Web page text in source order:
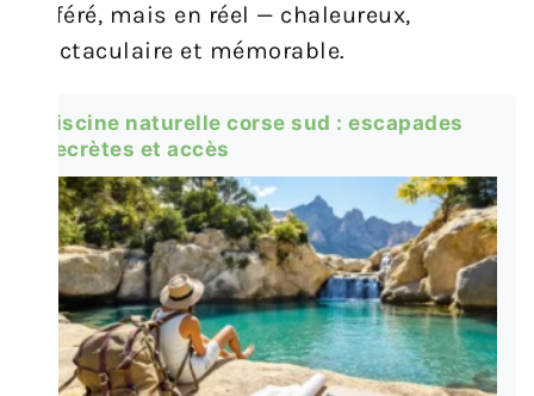
préféré, mais en réel — chaleureux,
spectaculaire et mémorable.
Piscine naturelle corse sud : escapades
secrètes et accès